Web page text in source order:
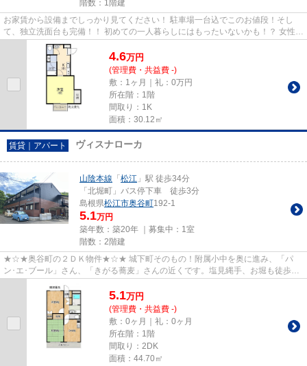
階数：1階建
お家賃から設備までしっかり見てください！ 駐車場一台込でこのお値段！そし
て、独立洗面台も完備！！ 初めての一人暮らしにはもったいないかも！？ 女性に
も嬉しいバストイレ別・独立...
4.6万円
(管理費・共益費 -)
敷：1ヶ月｜礼：0万円
所在階：1階
間取り：1K
面積：30.12㎡
賃貸｜アパート ヴィスナローカ
山陰本線 「 松江 」駅 徒歩34分
「北堀町」バス停下車 徒歩3分
島根県松江市奥谷町192-1
5.1万円
築年数：築20年 ｜募集中： 1室
階数：2階建
★☆★奥谷町の２ＤＫ物件★☆★ 城下町そのもの！附属小中を奥に進み、「パ
ン･エ･ブール」さん、「きがる蕎麦」さんの近くです。塩見縄手、お堀も徒歩圏
5.1万円
(管理費・共益費 -)
敷：0ヶ月｜礼：0ヶ月
所在階：1階
間取り：2DK
面積：44.70㎡